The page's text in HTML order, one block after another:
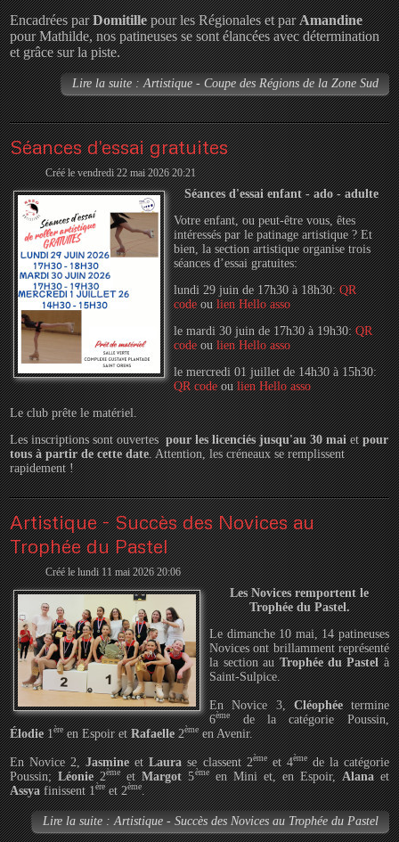
Encadrées parDomitillepour les Régionales et parAmandine
pour Mathilde, nos patineuses se sont élancées avec détermination
et grâce sur la piste.
Lire la suite : Artistique - Coupe des Régions de la Zone Sud
Séances d'essai gratuites
Créé le vendredi 22 mai 2026 20:21
Séances d'essai enfant - ado - adulte
Votre enfant, ou peut-être vous, êtes
intéressés par le patinage artistique ? Et
bien, la section artistique organise trois
séances d’essai gratuites:
lundi 29 juin de 17h30 à 18h30:QR
codeoulien Hello asso
le mardi 30 juin de 17h30 à 19h30:QR
codeoulien Hello asso
le mercredi 01 juillet de 14h30 à 15h30:
QR codeoulien Hello asso
Le club prête le matériel.
Les inscriptions sont ouvertespour les licenciés jusqu'au 30 maietpour
tous à partir de cette date. Attention, les créneaux se remplissent
rapidement !
Artistique - Succès des Novices au
Trophée du Pastel
Créé le lundi 11 mai 2026 20:06
Les Novices remportent le
Trophée du Pastel.
Le dimanche 10 mai, 14 patineuses
Novices ont brillamment représenté
la section auTrophée du Pastelà
Saint-Sulpice.
En Novice 3,Cléophéetermine
6èmede la catégorie Poussin,
Élodie1èreen Espoir etRafaelle2èmeen Avenir.
En Novice 2,JasmineetLaurase classent 2èmeet 4èmede la catégorie
Poussin;Léonie2èmeetMargot5èmeen Mini et, en Espoir,Alanaet
Assyafinissent 1èreet 2ème.
Lire la suite : Artistique - Succès des Novices au Trophée du Pastel